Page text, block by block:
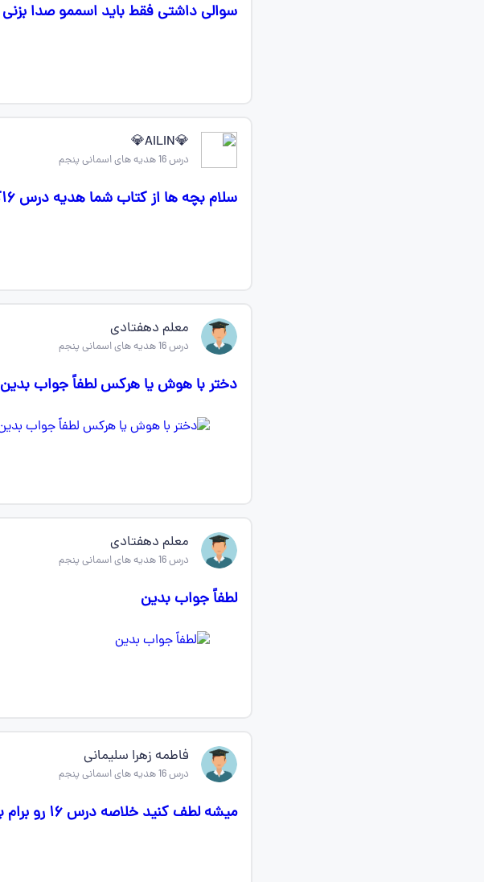
سوالی داشتی فقط باید اسممو صدا بزنی
💎AILIN💎
درس 16 هدیه های اسمانی پنجم
سلام بچه ها از کتاب شما هدیه درس ۱۶کامل و نوشته برام بفرستید معرکه میدم 🦋
معلم دهفتادی
درس 16 هدیه های اسمانی پنجم
دختر با هوش یا هرکس لطفاً جواب بدین
معلم دهفتادی
درس 16 هدیه های اسمانی پنجم
لطفاً جواب بدین
فاطمه زهرا سلیمانی
درس 16 هدیه های اسمانی پنجم
میشه لطف کنید خلاصه درس ۱۶ رو برام بفرستید ؟